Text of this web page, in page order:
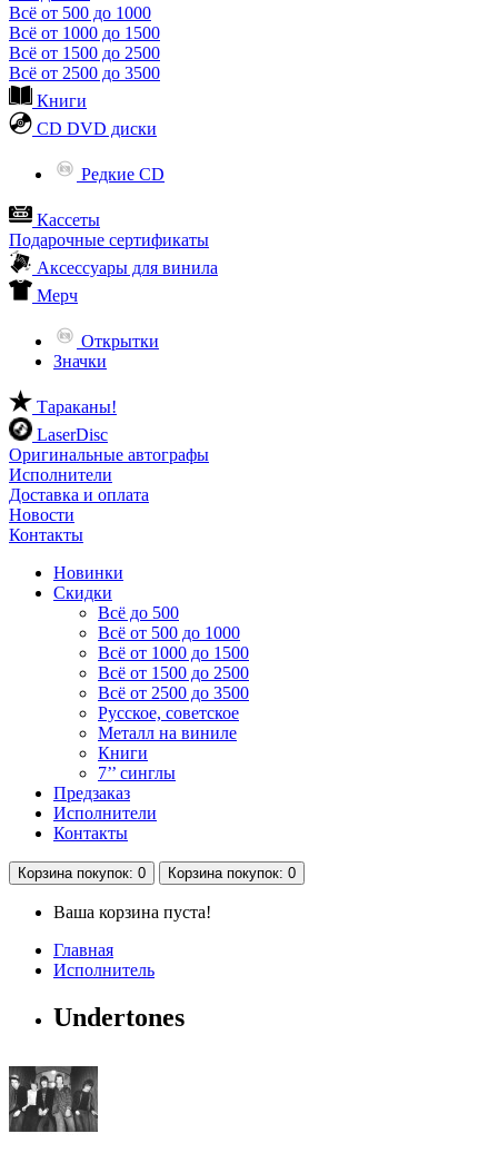
Всё от 500 до 1000
Всё от 1000 до 1500
Всё от 1500 до 2500
Всё от 2500 до 3500
Книги
CD DVD диски
Редкие CD
Кассеты
Подарочные сертификаты
Аксессуары для винила
Мерч
Открытки
Значки
Тараканы!
LaserDisc
Оригинальные автографы
Исполнители
Доставка и оплата
Новости
Контакты
Новинки
Скидки
Всё до 500
Всё от 500 до 1000
Всё от 1000 до 1500
Всё от 1500 до 2500
Всё от 2500 до 3500
Русское, советское
Металл на виниле
Книги
7’’ синглы
Предзаказ
Исполнители
Контакты
Корзина покупок: 0 Корзина покупок: 0
Ваша корзина пуста!
Главная
Исполнитель
Undertones